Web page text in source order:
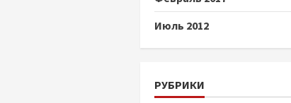
Июль 2012
РУБРИКИ